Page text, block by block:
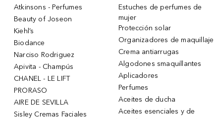
Atkinsons - Perfumes
Beauty of Joseon
Kiehl’s
Biodance
Narciso Rodriguez
Apivita - Champús
CHANEL - LE LIFT
PRORASO
AIRE DE SEVILLA
Sisley Cremas Faciales
Estuches de perfumes de
mujer
Protección solar
Organizadores de maquillaje
Crema antiarrugas
Algodones smaquillantes
Aplicadores
Perfumes
Aceites de ducha
Aceites esenciales y de